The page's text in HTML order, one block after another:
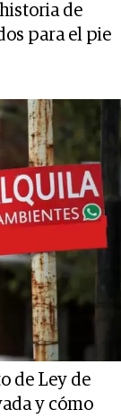
de
para el pie
de Ley de
y cómo